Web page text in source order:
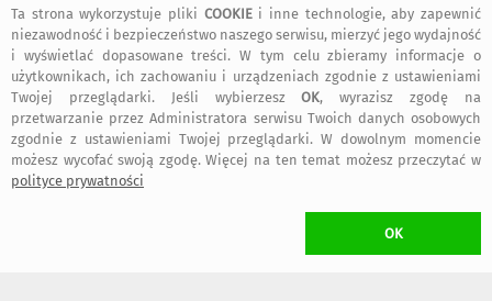
Ta strona wykorzystuje pliki COOKIEi inne technologie, aby zapewnić
niezawodność i bezpieczeństwo naszego serwisu, mierzyć jego wydajność
i wyświetlać dopasowane treści. W tym celu zbieramy informacje o
użytkownikach, ich zachowaniu i urządzeniach zgodnie z ustawieniami
Twojej przeglądarki. Jeśli wybierzeszOK, wyrazisz zgodę na
przetwarzanie przez Administratora serwisu Twoich danych osobowych
zgodnie z ustawieniami Twojej przeglądarki. W dowolnym momencie
możesz wycofać swoją zgodę. Więcej na ten temat możesz przeczytać w
polityce prywatności
OK
bezpieczne
zakupy
regulamin
serwisu
dołącz do nas informacje
kontakt
artMadam na
Facebook-u
art-Madam na
Instagram
art-Madam na
Pinterest